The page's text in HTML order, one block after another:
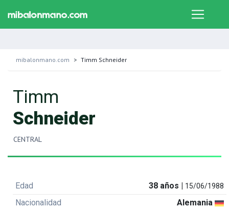
mibalonmano.com Timm Schneider
Timm
Schneider
CENTRAL
Edad 38 años | 15/06/1988
Nacionalidad
Alemania